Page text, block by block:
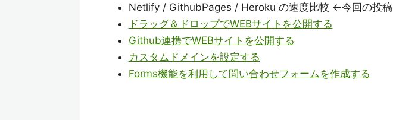
Netlify / GithubPages / Heroku の速度比較 ←今回の投稿
ドラッグ＆ドロップでWEBサイトを公開する
Github連携でWEBサイトを公開する
カスタムドメインを設定する
Forms機能を利用して問い合わせフォームを作成する